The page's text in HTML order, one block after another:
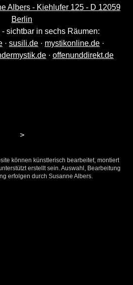
Albers - Kiehlufer 125 - D 12059
Berlin
sichtbar in sechs Räumen:
· susili.de · mystikonline.de ·
· offenunddirekt.de
>
können künstlerisch bearbeitet, montiert
erstellt sein. Auswahl, Bearbeitung
erfolgen durch Susanne Albers.